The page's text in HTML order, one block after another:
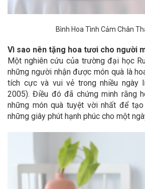
Bình Hoa Tình Cảm Chân
Vì sao nên tặng hoa tươi cho người
Một nghiên cứu của trường đại học
những người nhận được món quà là
tích cực và vui vẻ trong nhiều ngày
2005). Điều đó đã chứng minh rằng
những món quà tuyệt vời nhất để
những giây phút hạnh phúc cho một